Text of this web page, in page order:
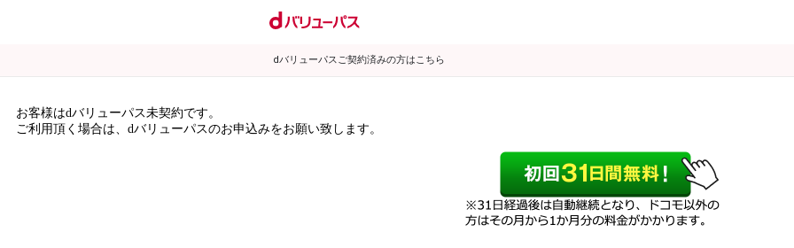
dバリューパスご契約済みの方はこちら
お客様はdバリューパス未契約です。
ご利用頂く場合は、dバリューパスのお申込みをお願い致します。